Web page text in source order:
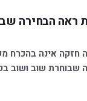
ראה הבחירה
חזקה אינה בהכרח
שוב ושוב